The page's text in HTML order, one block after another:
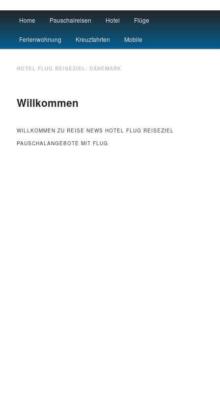
Urlaub
Skip to primary content
Skip to secondary content
Home Pauschalreisen Hotel Flüge
Ferienwohnung Kreuzfahrten Mobile
HOTEL FLUG REISEZIEL: DÄNEMARK
Willkommen
WILLKOMMEN ZU REISE NEWS HOTEL FLUG REISEZIEL
PAUSCHALANGEBOTE MIT FLUG